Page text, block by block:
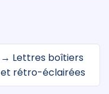
→ Lettres boîtiers
et rétro-éclairées